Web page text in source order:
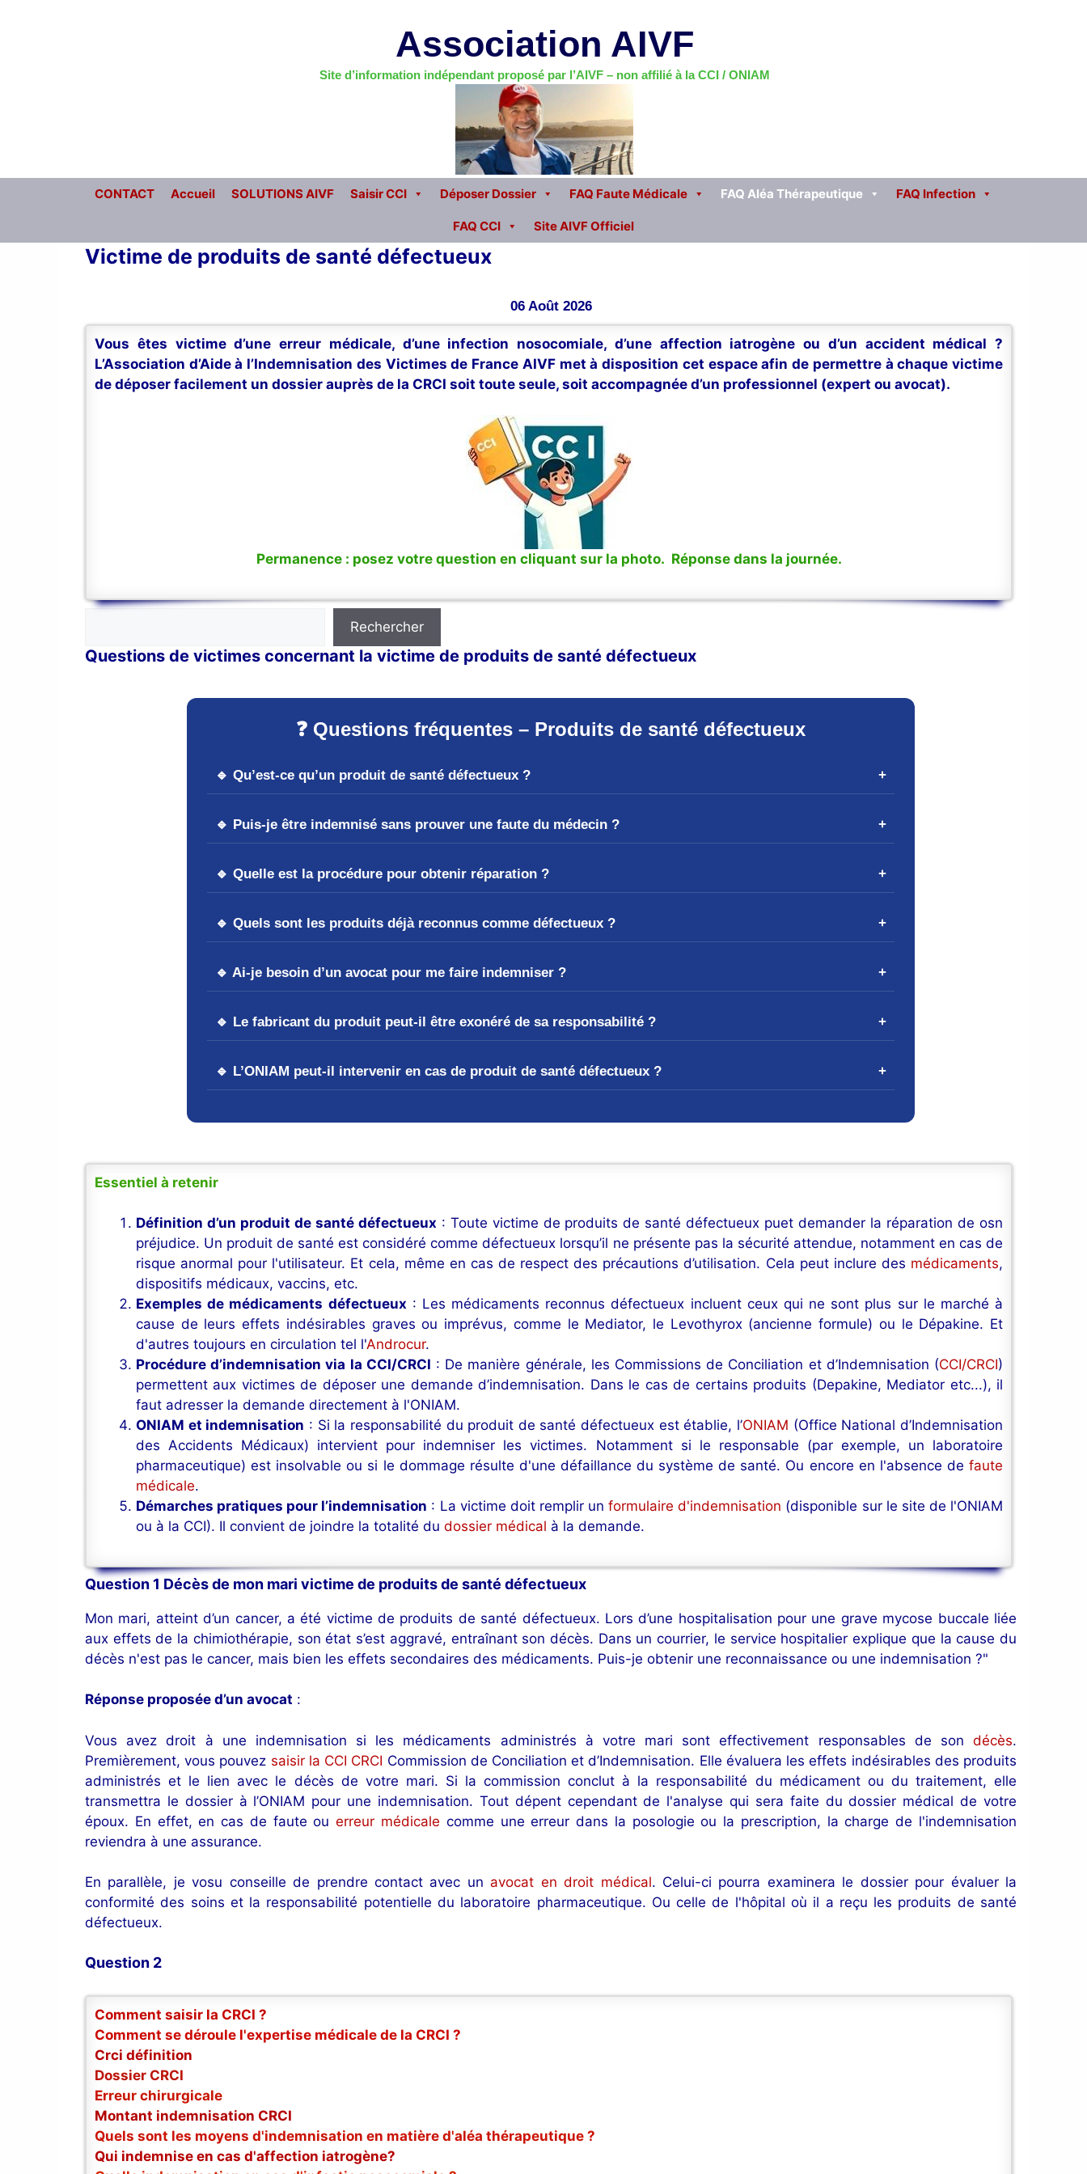
Association AIVF
Site d’information indépendant proposé par l’AIVF – non affilié à la CCI / ONIAM
CONTACT Accueil SOLUTIONS AIVF Saisir CCI Déposer Dossier FAQ Faute Médicale FAQ Aléa Thérapeutique FAQ Infection
FAQ CCI Site AIVF Officiel
Victime de produits de santé défectueux
06 Août 2026
Vous êtes victime d’une erreur médicale, d’une infection nosocomiale, d’une affection iatrogène ou d’un accident médical ?
L’Association d’Aide à l’Indemnisation des Victimes de France AIVF met à disposition cet espace afin de permettre à chaque victime
de déposer facilement un dossier auprès de la CRCI soit toute seule, soit accompagnée d’un professionnel (expert ou avocat).
Permanence : posez votre question en cliquant sur la photo. Réponse dans la journée.
Rechercher
Questions de victimes concernant la victime de produits de santé défectueux
❓ Questions fréquentes – Produits de santé défectueux
🔹 Qu’est-ce qu’un produit de santé défectueux ?
🔹 Puis-je être indemnisé sans prouver une faute du médecin ?
🔹 Quelle est la procédure pour obtenir réparation ?
🔹 Quels sont les produits déjà reconnus comme défectueux ?
🔹 Ai-je besoin d’un avocat pour me faire indemniser ?
🔹 Le fabricant du produit peut-il être exonéré de sa responsabilité ?
🔹 L’ONIAM peut-il intervenir en cas de produit de santé défectueux ?
Essentiel à retenir
Définition d’un produit de santé défectueux : Toute victime de produits de santé défectueux puet demander la réparation de osn
préjudice. Un produit de santé est considéré comme défectueux lorsqu’il ne présente pas la sécurité attendue, notamment en cas de
risque anormal pour l'utilisateur. Et cela, même en cas de respect des précautions d’utilisation. Cela peut inclure des médicaments,
dispositifs médicaux, vaccins, etc.
Exemples de médicaments défectueux : Les médicaments reconnus défectueux incluent ceux qui ne sont plus sur le marché à
cause de leurs effets indésirables graves ou imprévus, comme le Mediator, le Levothyrox (ancienne formule) ou le Dépakine. Et
d'autres toujours en circulation tel l'Androcur.
Procédure d’indemnisation via la CCI/CRCI : De manière générale, les Commissions de Conciliation et d’Indemnisation (CCI/CRCI)
permettent aux victimes de déposer une demande d’indemnisation. Dans le cas de certains produits (Depakine, Mediator etc...), il
faut adresser la demande directement à l'ONIAM.
ONIAM et indemnisation : Si la responsabilité du produit de santé défectueux est établie, l’ONIAM (Office National d’Indemnisation
des Accidents Médicaux) intervient pour indemniser les victimes. Notamment si le responsable (par exemple, un laboratoire
pharmaceutique) est insolvable ou si le dommage résulte d'une défaillance du système de santé. Ou encore en l'absence de faute
médicale.
Démarches pratiques pour l’indemnisation : La victime doit remplir unformulaire d'indemnisation (disponible sur le site de l'ONIAM
ou à la CCI). Il convient de joindre la totalité du dossier médical à la demande.
Question 1 Décès de mon mari victime de produits de santé défectueux
Mon mari, atteint d’un cancer, a été victime de produits de santé défectueux. Lors d’une hospitalisation pour une grave mycose buccale liée
aux effets de la chimiothérapie, son état s’est aggravé, entraînant son décès. Dans un courrier, le service hospitalier explique que la cause du
décès n'est pas le cancer, mais bien les effets secondaires des médicaments. Puis-je obtenir une reconnaissance ou une indemnisation ?"
Réponse proposée d’un avocat :
Vous avez droit à une indemnisation si les médicaments administrés à votre mari sont effectivement responsables de son décès.
Premièrement, vous pouvez saisir la CCI CRCI Commission de Conciliation et d’Indemnisation. Elle évaluera les effets indésirables des produits
administrés et le lien avec le décès de votre mari. Si la commission conclut à la responsabilité du médicament ou du traitement, elle
transmettra le dossier à l’ONIAM pour une indemnisation. Tout dépent cependant de l'analyse qui sera faite du dossier médical de votre
époux. En effet, en cas de faute ouerreur médicale comme une erreur dans la posologie ou la prescription, la charge de l'indemnisation
reviendra à une assurance.
En parallèle, je vosu conseille de prendre contact avec un avocat en droit médical. Celui-ci pourra examinera le dossier pour évaluer la
conformité des soins et la responsabilité potentielle du laboratoire pharmaceutique. Ou celle de l'hôpital où il a reçu les produits de santé
défectueux.
Question 2
Comment saisir la CRCI ?
Comment se déroule l'expertise médicale de la CRCI ?
Crci définition
Dossier CRCI
Erreur chirurgicale
Montant indemnisation CRCI
Quels sont les moyens d'indemnisation en matière d'aléa thérapeutique ?
Qui indemnise en cas d'affection iatrogène?